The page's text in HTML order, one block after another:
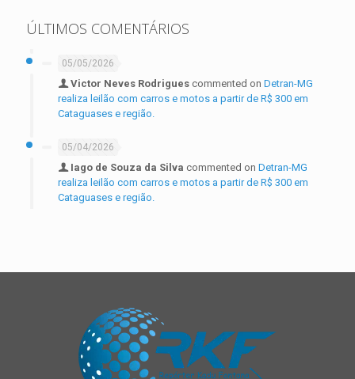
ÚLTIMOS COMENTÁRIOS
05/05/2026
Victor Neves Rodrigues commented on Detran-MG
realiza leilão com carros e motos a partir de R$ 300 em
Cataguases e região.
05/04/2026
Iago de Souza da Silva commented on Detran-MG
realiza leilão com carros e motos a partir de R$ 300 em
Cataguases e região.